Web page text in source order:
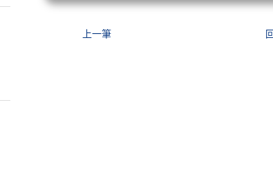
上一筆